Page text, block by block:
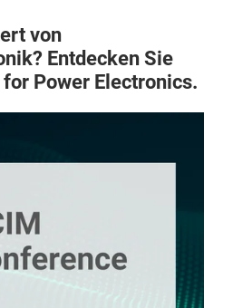
von
Entdecken Sie
Power Electronics.